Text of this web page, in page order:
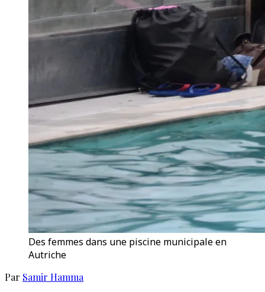
Des femmes dans une piscine municipale en
Autriche
Par Samir Hamma